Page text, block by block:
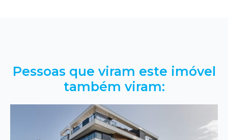
Pessoas que viram este imóvel
também viram: